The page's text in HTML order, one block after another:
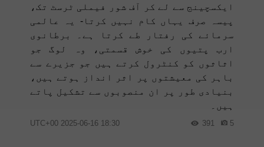
ایکسچینج سے لے کر آف شور فیملی ٹرسٹ تک،
پیسہ صرف یہاں کام نہیں کرتا- یہ عالمی
سرمائے کی رفتار طے کرتا ہے۔ برطانوی
ارب پتیوں کی خوش قسمتی، وہ لوگ جو
اثاثوں کو کنٹرول کرتے ہیں جو جزیرے سے
باہر کی معیشتوں پر اثر انداز ہوتے ہیں،
بنیادی طور پر ان منصوبوں سے تشکیل پاتے
ہیں۔
18:30 2025-06-16 UTC+00 5
391